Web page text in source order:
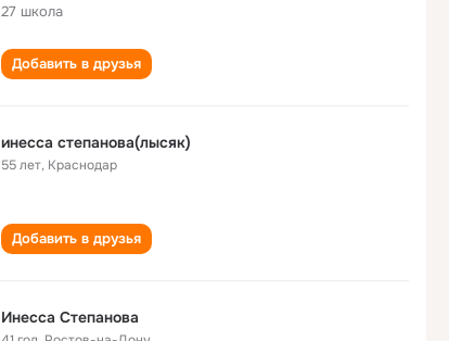
27 школа
Добавить в друзья
инесса степанова(лысяк)
55 лет, Краснодар
Добавить в друзья
Инесса Степанова